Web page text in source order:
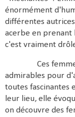
énormément
différentes
acerbe en prenant
c'est vraiment
Ces
admirables pour
toutes fascinantes
leur lieu, elle
on découvre des